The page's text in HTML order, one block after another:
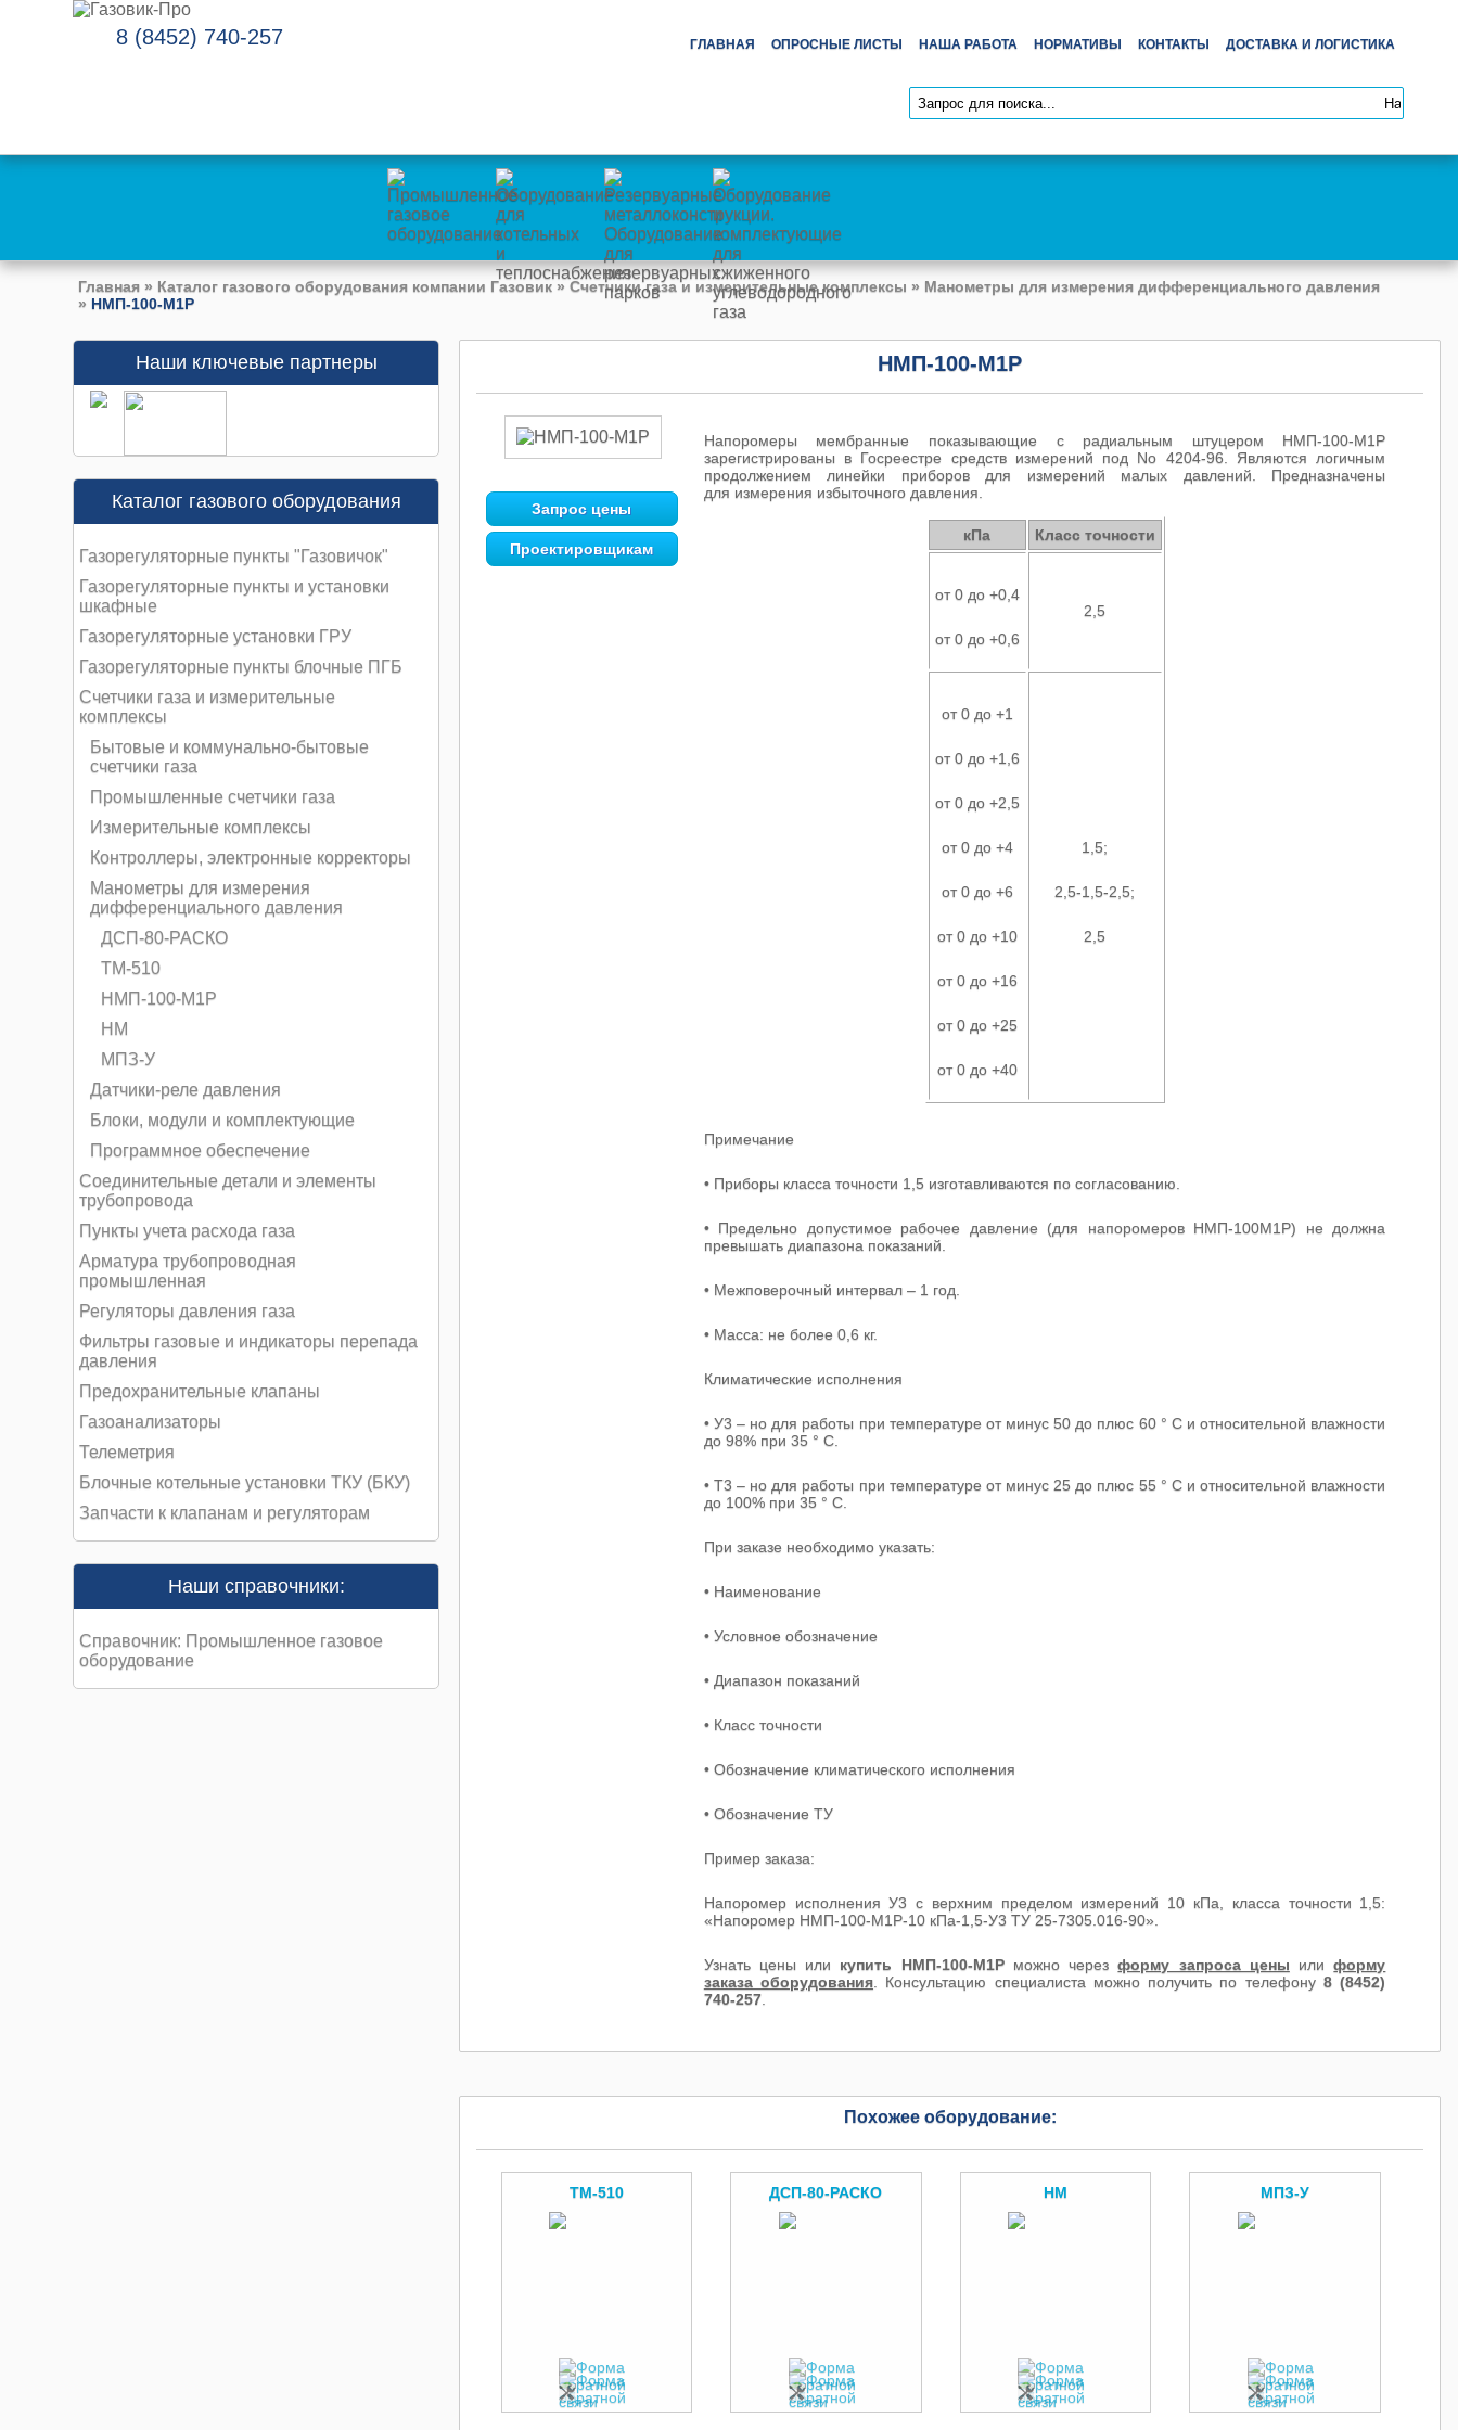
8 (8452) 740-257 ДОСТАВКА И ЛОГИСТИКА
КОНТАКТЫ
НОРМАТИВЫ
НАША РАБОТА
ОПРОСНЫЕ ЛИСТЫ
ГЛАВНАЯ
Главная » Каталог газового оборудования компании Газовик »Счетчики газа и измерительные комплексы » Манометры для измерения дифференциального давления
» НМП-100-М1Р
Наши ключевые партнеры
Каталог газового оборудования
Газорегуляторные пункты "Газовичок"
Газорегуляторные пункты и установки
шкафные
Газорегуляторные установки ГРУ
Газорегуляторные пункты блочные ПГБ
Счетчики газа и измерительные
комплексы
Бытовые и коммунально-бытовые
счетчики газа
Промышленные счетчики газа
Измерительные комплексы
Контроллеры, электронные корректоры
Манометры для измерения
дифференциального давления
ДСП-80-РАСКО
ТМ-510
НМП-100-М1Р
НМ
МПЗ-У
Датчики-реле давления
Блоки, модули и комплектующие
Программное обеспечение
Соединительные детали и элементы
трубопровода
Пункты учета расхода газа
Арматура трубопроводная
промышленная
Регуляторы давления газа
Фильтры газовые и индикаторы перепада
давления
Предохранительные клапаны
Газоанализаторы
Телеметрия
Блочные котельные установки ТКУ (БКУ)
Запчасти к клапанам и регуляторам
Наши справочники:
Справочник: Промышленное газовое
оборудование
НМП-100-М1Р
Запрос цены
Проектировщикам
Напоромеры мембранные показывающие с радиальным штуцером НМП-100-М1Р
зарегистрированы в Госреестре средств измерений под No 4204-96. Являются логичным
продолжением линейки приборов для измерений малых давлений. Предназначены
для измерения избыточного давления.
кПа Класс точности
от 0 до +0,4
от 0 до +0,6
2,5
от 0 до +1
от 0 до +1,6
от 0 до +2,5
от 0 до +4
от 0 до +6
от 0 до +10
от 0 до +16
от 0 до +25
от 0 до +40
1,5;
2,5-1,5-2,5;
2,5
Примечание
• Приборы класса точности 1,5 изготавливаются по согласованию.
• Предельно допустимое рабочее давление (для напоромеров НМП-100М1Р) не должна
превышать диапазона показаний.
• Межповерочный интервал – 1 год.
• Масса: не более 0,6 кг.
Климатические исполнения
• У3 – но для работы при температуре от минус 50 до плюс 60 ° С и относительной влажности
до 98% при 35 ° С.
• Т3 – но для работы при температуре от минус 25 до плюс 55 ° С и относительной влажности
до 100% при 35 ° С.
При заказе необходимо указать:
• Наименование
• Условное обозначение
• Диапазон показаний
• Класс точности
• Обозначение климатического исполнения
• Обозначение ТУ
Пример заказа:
Напоромер исполнения У3 с верхним пределом измерений 10 кПа, класса точности 1,5:
«Напоромер НМП-100-М1Р-10 кПа-1,5-У3 ТУ 25-7305.016-90».
Узнать цены или купить НМП-100-М1Рможно черезформу запроса цены илиформу
заказа оборудования . Консультацию специалиста можно получить по телефону8 (8452)
740-257.
Похожее оборудование:
ТМ-510 ДСП-80-РАСКО НМ МПЗ-У